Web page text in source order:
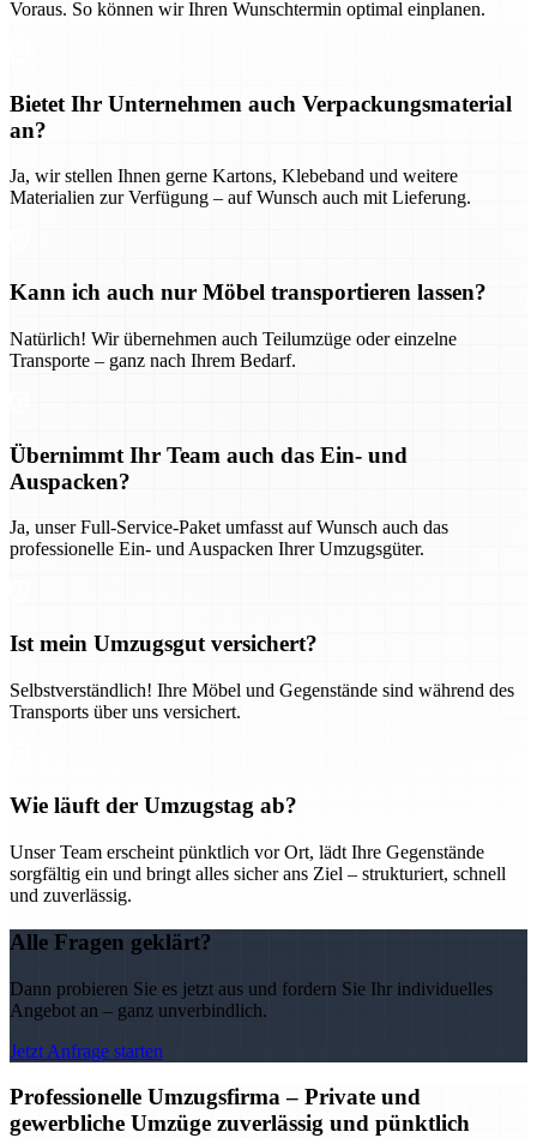
Voraus. So können wir Ihren Wunschtermin optimal einplanen.
Bietet Ihr Unternehmen auch Verpackungsmaterial
an?
Ja, wir stellen Ihnen gerne Kartons, Klebeband und weitere
Materialien zur Verfügung – auf Wunsch auch mit Lieferung.
Kann ich auch nur Möbel transportieren lassen?
Natürlich! Wir übernehmen auch Teilumzüge oder einzelne
Transporte – ganz nach Ihrem Bedarf.
Übernimmt Ihr Team auch das Ein- und
Auspacken?
Ja, unser Full-Service-Paket umfasst auf Wunsch auch das
professionelle Ein- und Auspacken Ihrer Umzugsgüter.
Ist mein Umzugsgut versichert?
Selbstverständlich! Ihre Möbel und Gegenstände sind während des
Transports über uns versichert.
Wie läuft der Umzugstag ab?
Unser Team erscheint pünktlich vor Ort, lädt Ihre Gegenstände
sorgfältig ein und bringt alles sicher ans Ziel – strukturiert, schnell
und zuverlässig.
Alle Fragen geklärt?
Dann probieren Sie es jetzt aus und fordern Sie Ihr individuelles
Angebot an – ganz unverbindlich.
Jetzt Anfrage starten
Professionelle Umzugsfirma– Private und
gewerbliche Umzüge zuverlässig und pünktlich